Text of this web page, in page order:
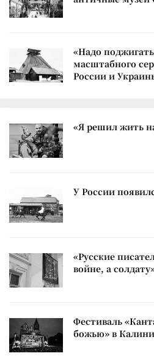
«Надо
масштабного
России и
«Я решил жить
У России
«Русские
войне, а
Фестиваль
божью» в